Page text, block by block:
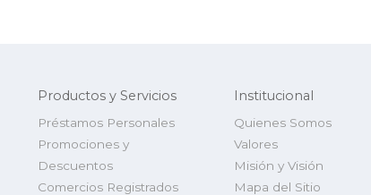
Productos y Servicios
Préstamos Personales
Promociones y
Descuentos
Comercios Registrados
Institucional
Quienes Somos
Valores
Misión y Visión
Mapa del Sitio